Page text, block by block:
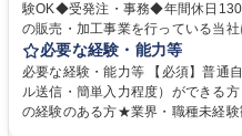
験OK◆受発注・事務◆年間休日130日 仕事の内容 樹脂板や建築資材
の販売・加工事業を行っている当
いたします。注文対応やWebデー
か、電話・メール対応等の事務業務を担当します。
Xによる注文対応、Web発注デー
社への発注および加工依頼等 ■納品
必要な経験・能力等
必要な経験・能力等 【必須】普通
ル送信・簡単入力程度）ができる
の経験のある方★業界・職種未経